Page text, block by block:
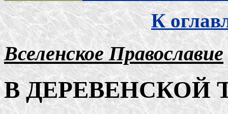
К
Вселенское Православие
В ДЕРЕВЕНСКОЙ